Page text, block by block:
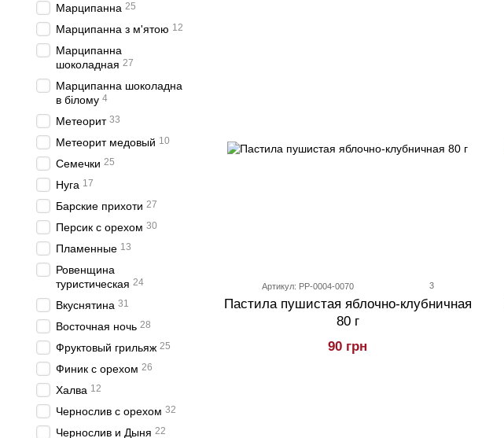
Артикул: PP-0004-0070 3
Пастила пушистая яблочно-клубничная
80 г
90 грн
Марципанна 25
Марципанна з м'ятою 12
Марципанна
шоколадная 27
Марципанна шоколадна
в білому 4
Метеорит 33
Метеорит медовый 10
Семечки 25
Нуга 17
Барские прихоти 27
Персик с орехом 30
Пламенные 13
Ровенщина
туристическая 24
Вкуснятина 31
Восточная ночь 28
Фруктовый грильяж 25
Финик с орехом 26
Халва 12
Чернослив с орехом 32
Чернослив и Дыня 22